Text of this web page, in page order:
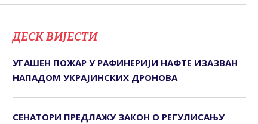
ДЕСК ВИЈЕСТИ
УГАШЕН ПОЖАР У РАФИНЕРИЈИ НАФТЕ ИЗАЗВАН
НАПАДОМ УКРАЈИНСКИХ ДРОНОВА
СЕНАТОРИ ПРЕДЛАЖУ ЗАКОН О РЕГУЛИСАЊУ